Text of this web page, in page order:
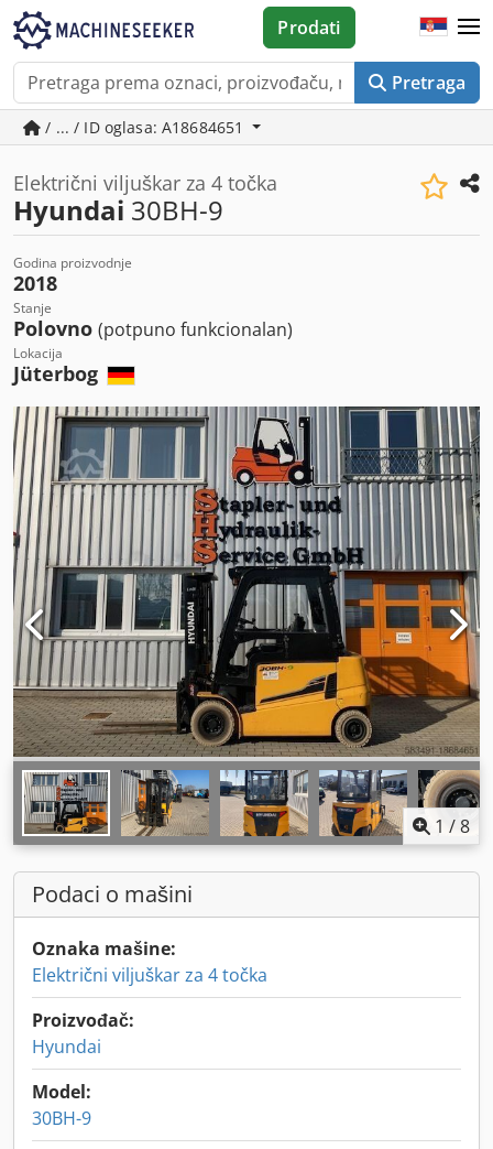
Pretraga
Prodati
/ ... / ID oglasa: A18684651
Električni viljuškar za 4 točka
Hyundai 30BH-9
Godina proizvodnje
2018
Stanje
Polovno (potpuno funkcionalan)
Lokacija
Jüterbog
1 /8
Podaci o mašini
Oznaka mašine:
Električni viljuškar za 4 točka
Proizvođač:
Hyundai
Model:
30BH-9